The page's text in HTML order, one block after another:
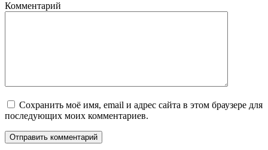
Комментарий
Сохранить моё имя, email и адрес сайта в этом браузере для
последующих моих комментариев.